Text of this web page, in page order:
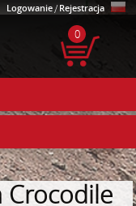
Logowanie/ Rejestracja
0
Crocodile